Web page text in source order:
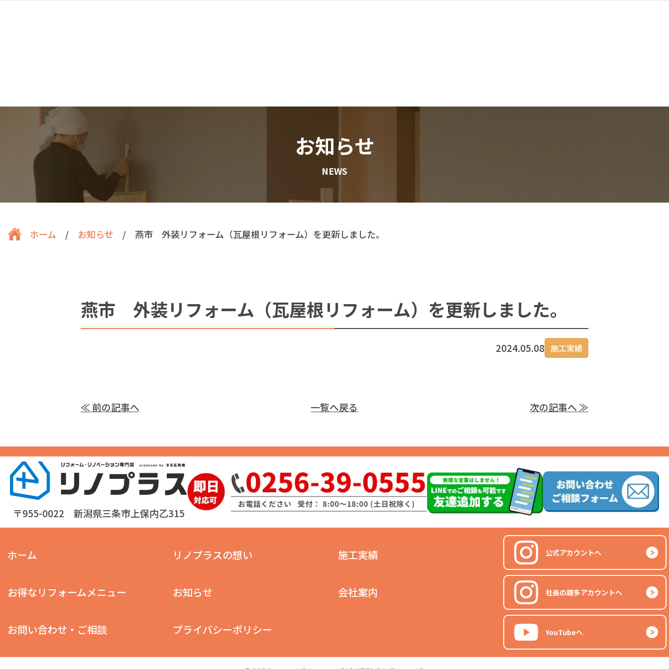
お知らせ
NEWS
ホーム / お知らせ / 燕市 外装リフォーム（瓦屋根リフォーム）を更新しました。
燕市 外装リフォーム（瓦屋根リフォーム）を更新しました。
2024.05.08 施工実績
≪ 前の記事へ 一覧へ戻る 次の記事へ ≫
〒955-0022 新潟県三条市上保内乙315
ホーム リノプラスの想い 施工実績
お得なリフォームメニュー お知らせ 会社案内
お問い合わせ・ご相談 プライバシーポリシー
公式アカウントへ
社長の雑多アカウントへ
YouTubeへ